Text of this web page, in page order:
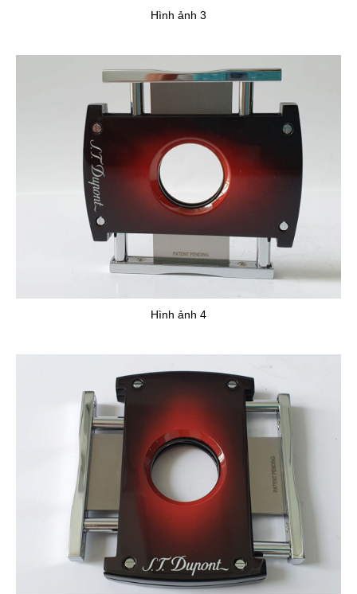
Hình ảnh 3
Hình ảnh 4